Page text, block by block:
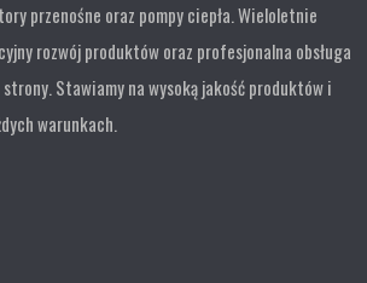
przenośne oraz pompy ciepła. Wieloletnie
rozwój produktów oraz profesjonalna obsługa
Stawiamy na wysoką jakość produktów i
warunkach.